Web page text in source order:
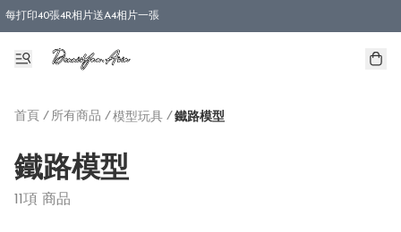
每打印40張4R相片送A4相片一張
首頁 / 所有商品 / 模型玩具 / 鐵路模型
鐵路模型
11項 商品